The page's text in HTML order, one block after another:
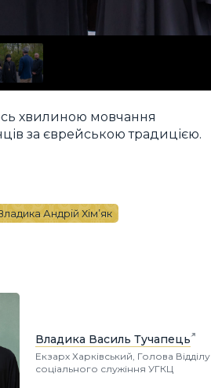
хвилиною мовчання
за єврейською традицією.
Андрій Хім’як
Владика Василь Тучапець
Екзарх Харківський, Голова Відділу
соціального служіння УГКЦ